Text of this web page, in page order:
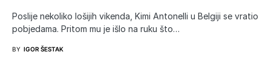
Poslije nekoliko lošijih vikenda, Kimi Antonelli u Belgiji se vratio
pobjedama. Pritom mu je išlo na ruku što…
BY IGOR ŠESTAK